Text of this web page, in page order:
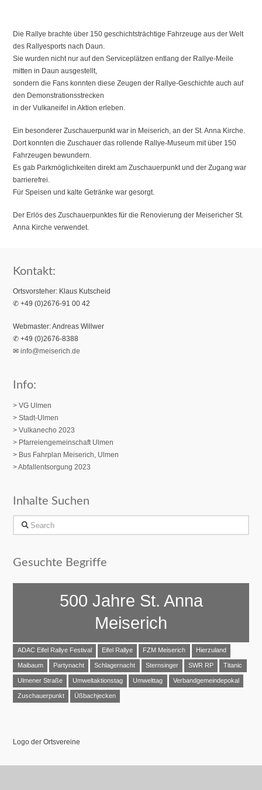
Die Rallye brachte über 150 geschichtsträchtige Fahrzeuge aus der Welt
des Rallyesports nach Daun.
Sie wurden nicht nur auf den Serviceplätzen entlang der Rallye-Meile
mitten in Daun ausgestellt,
sondern die Fans konnten diese Zeugen der Rallye-Geschichte auch auf
den Demonstrationsstrecken
in der Vulkaneifel in Aktion erleben.
Ein besonderer Zuschauerpunkt war in Meiserich, an der St. Anna Kirche.
Dort konnten die Zuschauer das rollende Rallye-Museum mit über 150
Fahrzeugen bewundern.
Es gab Parkmöglichkeiten direkt am Zuschauerpunkt und der Zugang war
barrierefrei.
Für Speisen und kalte Getränke war gesorgt.
Der Erlös des Zuschauerpunktes für die Renovierung der Meisericher St.
Anna Kirche verwendet.
Kontakt:
Ortsvorsteher: Klaus Kutscheid
✆ +49 (0)2676-91 00 42
Webmaster: Andreas Willwer
✆ +49 (0)2676-8388
✉info@meiserich.de
Info:
> VG Ulmen
> Stadt-Ulmen
> Vulkanecho 2023
> Pfarreiengemeinschaft Ulmen
> Bus Fahrplan Meiserich, Ulmen
> Abfallentsorgung 2023
Inhalte Suchen
Search
Gesuchte Begriffe
500 Jahre St. Anna
Meiserich
ADAC Eifel Rallye Festival Eifel Rallye FZM Meiserich Hierzuland
Maibaum Partynacht Schlagernacht Sternsinger SWR RP Titanic
Ulmener Straße Umweltaktionstag Umwelttag Verbandgemeindepokal
Zuschauerpunkt Üßbachjecken
Logo der Ortsvereine